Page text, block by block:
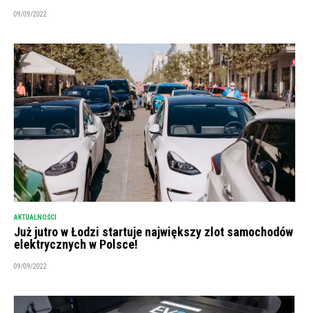
09/09/2022
AKTUALNOŚCI
Już jutro w Łodzi startuje największy zlot samochodów
elektrycznych w Polsce!
09/09/2022